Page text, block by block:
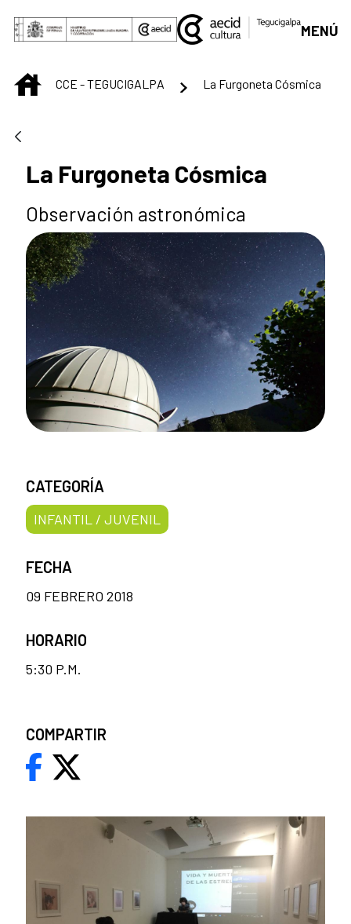
Saltar al contenido principal
MENÚ
INICIOCCE - TEGUCIGALPA La Furgoneta Cósmica
La Furgoneta Cósmica
Observación astronómica
CATEGORÍA
INFANTIL / JUVENIL
FECHA
09 FEBRERO 2018
HORARIO
5:30 P.M.
COMPARTIR